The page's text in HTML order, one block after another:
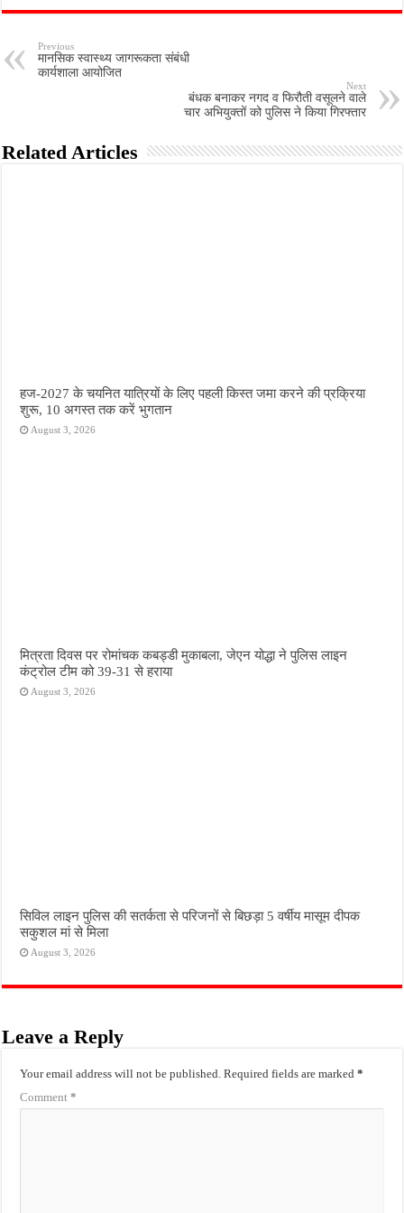
Previous
मानसिक स्वास्थ्य जागरूकता संबंधी
कार्यशाला आयोजित
Next
बंधक बनाकर नगद व फिरौती वसूलने वाले
चार अभियुक्तों को पुलिस ने किया गिरफ्तार
Related Articles
हज-2027 के चयनित यात्रियों के लिए पहली किस्त जमा करने की प्रक्रिया
शुरू, 10 अगस्त तक करें भुगतान
August 3, 2026
मित्रता दिवस पर रोमांचक कबड्डी मुकाबला, जेएन योद्धा ने पुलिस लाइन
कंट्रोल टीम को 39-31 से हराया
August 3, 2026
सिविल लाइन पुलिस की सतर्कता से परिजनों से बिछड़ा 5 वर्षीय मासूम दीपक
सकुशल मां से मिला
August 3, 2026
Leave a Reply
Your email address will not be published. Required fields are marked*
Comment*